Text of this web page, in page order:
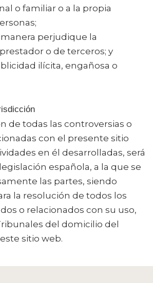
o familiar o a la propia
perjudique la
o de terceros; y
ilícita, engañosa o
de todas las controversias o
con el presente sitio
en él desarrolladas, será
española, a la que se
las partes, siendo
la resolución de todos los
o relacionados con su uso,
del domicilio del
sitio web.